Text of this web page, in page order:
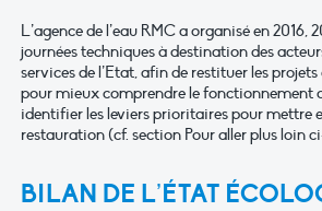
L’agence de l’eau RMC a organisé en 2016,
journées techniques à destination des
services de l’Etat, afin de restituer les
pour mieux comprendre le fonctionnement
identifier les leviers prioritaires pour mettre
restauration (cf. section Pour aller plus loin
BILAN DE L’ÉTAT